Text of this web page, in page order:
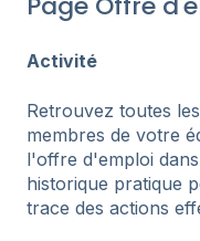
Activité
Retrouvez toutes
membres de votre
l'offre d'emploi
historique pratique
trace des actions